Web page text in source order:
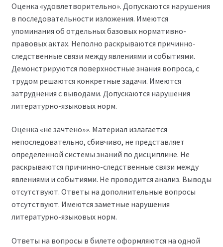
Оценка «удовлетворительно». Допускаются нарушения
в последовательности изложения. Имеются
упоминания об отдельных базовых нормативно-
правовых актах. Неполно раскрываются причинно-
следственные связи между явлениями и событиями.
Демонстрируются поверхностные знания вопроса, с
трудом решаются конкретные задачи. Имеются
затруднения с выводами. Допускаются нарушения
литературно-языковых норм.
Оценка «не зачтено»». Материал излагается
непоследовательно, сбивчиво, не представляет
определенной системы знаний по дисциплине. Не
раскрываются причинно-следственные связи между
явлениями и событиями. Не проводится анализ. Выводы
отсутствуют. Ответы на дополнительные вопросы
отсутствуют. Имеются заметные нарушения
литературно-языковых норм.
Ответы на вопросы в билете оформляются на одной